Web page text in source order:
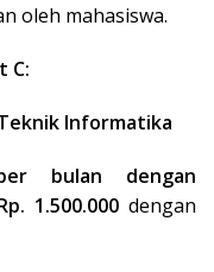
oleh mahasiswa.
C:
Informatika
bulan dengan
1.500.000 dengan